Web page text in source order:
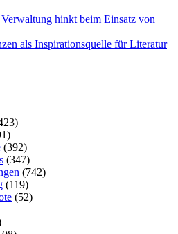
hinkt beim Einsatz von
als Inspirationsquelle für Literatur
(392)
(347)
(742)
(119)
(52)